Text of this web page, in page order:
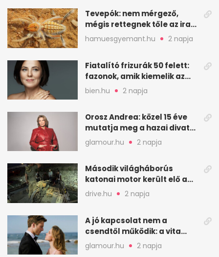
Tevepók: nem mérgező,
mégis rettegnek tőle az iraki
sivatagban
hamuesgyemant.hu 2 napja
Fiatalító frizurák 50 felett:
fazonok, amik kiemelik az
arcodat
bien.hu 2 napja
Orosz Andrea: közel 15 éve
mutatja meg a hazai divat
arcait
glamour.hu 2 napja
Második világháborús
katonai motor került elő a
Dunából a Batthyány térnél
drive.hu 2 napja
A jó kapcsolat nem a
csendtől működik: a vita
néha egészséges jel
glamour.hu 2 napja